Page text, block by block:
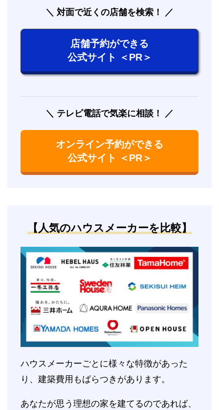
対面で近くの店舗を検索！
店舗予約ができる
公式サイト ＜PR＞
テレビ電話で気楽に相談！
オンライン予約ができる
公式サイト ＜PR＞
【人気のハウスメーカーを比較】
ハウスメーカーごとに様々な特徴があった
り、建築費用もばらつきがあります。
あなたが思う理想の家を建てるのであれば、